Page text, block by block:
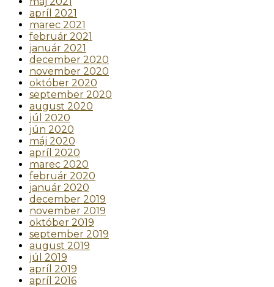
apríl 2021
marec 2021
február 2021
január 2021
december 2020
november 2020
október 2020
september 2020
august 2020
júl 2020
jún 2020
máj 2020
apríl 2020
marec 2020
február 2020
január 2020
december 2019
november 2019
október 2019
september 2019
august 2019
júl 2019
apríl 2019
apríl 2016